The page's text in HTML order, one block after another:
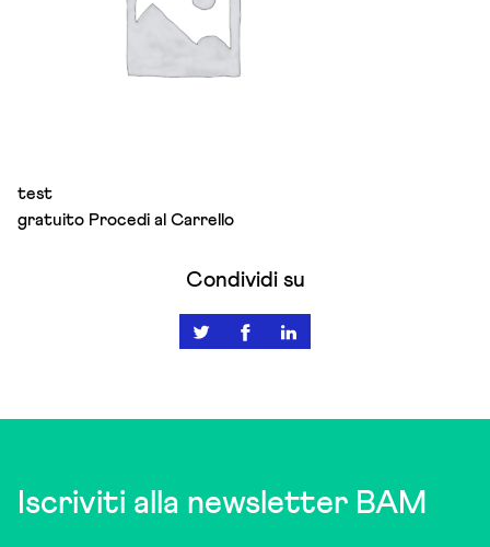
may
chosen
test
gratuito Procedi al Carrello
Condividi su
Iscriviti alla newsletter BAM